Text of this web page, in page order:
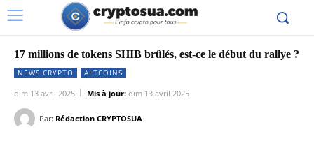
17 millions de tokens SHIB brûlés, est-ce le début du rallye ?
NEWS CRYPTO ALTCOINS
dim 13 avril 2025 Mis à jour: dim 13 avril 2025
Par: Rédaction CRYPTOSUA